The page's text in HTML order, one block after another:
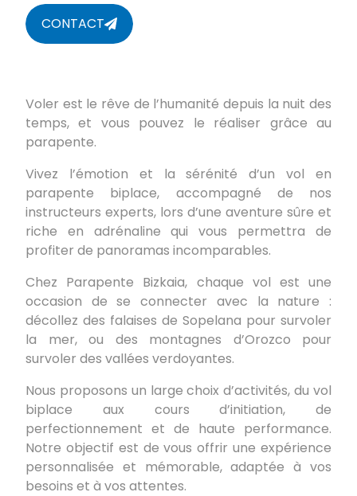
CONTACT
Voler est le rêve de l’humanité depuis la nuit des
temps, et vous pouvez le réaliser grâce au
parapente.
Vivez l’émotion et la sérénité d’un vol en
parapente biplace, accompagné de nos
instructeurs experts, lors d’une aventure sûre et
riche en adrénaline qui vous permettra de
profiter de panoramas incomparables.
Chez Parapente Bizkaia, chaque vol est une
occasion de se connecter avec la nature :
décollez des falaises de Sopelana pour survoler
la mer, ou des montagnes d’Orozco pour
survoler des vallées verdoyantes.
Nous proposons un large choix d’activités, du vol
biplace aux cours d’initiation, de
perfectionnement et de haute performance.
Notre objectif est de vous offrir une expérience
personnalisée et mémorable, adaptée à vos
besoins et à vos attentes.